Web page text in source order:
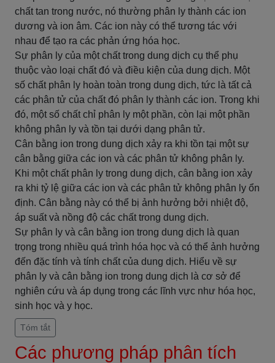
chất tan trong nước, nó thường phân ly thành các ion
dương và ion âm. Các ion này có thể tương tác với
nhau để tạo ra các phản ứng hóa học.
Sự phân ly của một chất trong dung dịch cụ thể phụ
thuộc vào loại chất đó và điều kiện của dung dịch. Một
số chất phân ly hoàn toàn trong dung dịch, tức là tất cả
các phân tử của chất đó phân ly thành các ion. Trong khi
đó, một số chất chỉ phân ly một phần, còn lại một phần
không phân ly và tồn tại dưới dạng phân tử.
Cân bằng ion trong dung dịch xảy ra khi tồn tại một sự
cân bằng giữa các ion và các phân tử không phân ly.
Khi một chất phân ly trong dung dịch, cân bằng ion xảy
ra khi tỷ lệ giữa các ion và các phân tử không phân ly ổn
định. Cân bằng này có thể bị ảnh hưởng bởi nhiệt độ,
áp suất và nồng độ các chất trong dung dịch.
Sự phân ly và cân bằng ion trong dung dịch là quan
trọng trong nhiều quá trình hóa học và có thể ảnh hưởng
đến đặc tính và tính chất của dung dịch. Hiểu về sự
phân ly và cân bằng ion trong dung dịch là cơ sở để
nghiên cứu và áp dụng trong các lĩnh vực như hóa học,
sinh học và y học.
Tóm tắt
Các phương pháp phân tích